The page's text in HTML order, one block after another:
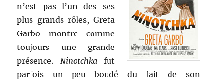
n’est pas l’un des ses
plus grands rôles, Greta
Garbo montre comme
toujours une grande
présence. Ninotchkafut
parfois un peu boudé du fait de son